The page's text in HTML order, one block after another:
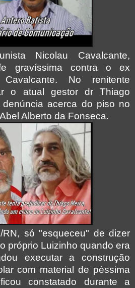
Nicolau Cavalcante,
gravíssima contra o ex
No renitente
o atual gestor dr Thiago
acerca do piso no
Alberto da Fonseca.
só "esqueceu" de dizer
próprio Luizinho quando era
executar a construção
com material de péssima
constatado durante a